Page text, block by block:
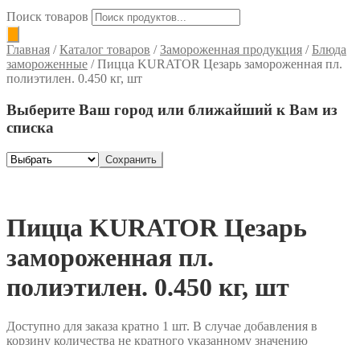
Поиск товаров
Главная /Каталог товаров /Замороженная продукция /Блюда
замороженные /Пицца KURATOR Цезарь замороженная пл.
полиэтилен. 0.450 кг, шт
Выберите Ваш город или ближайший к Вам из
списка
Сохранить
Пицца KURATOR Цезарь
замороженная пл.
полиэтилен. 0.450 кг, шт
Доступно для заказа кратно 1 шт. В случае добавления в
корзину количества не кратного указанному значению